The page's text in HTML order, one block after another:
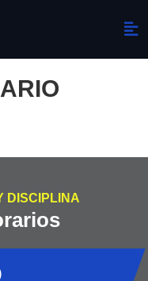
DISCIPLINA